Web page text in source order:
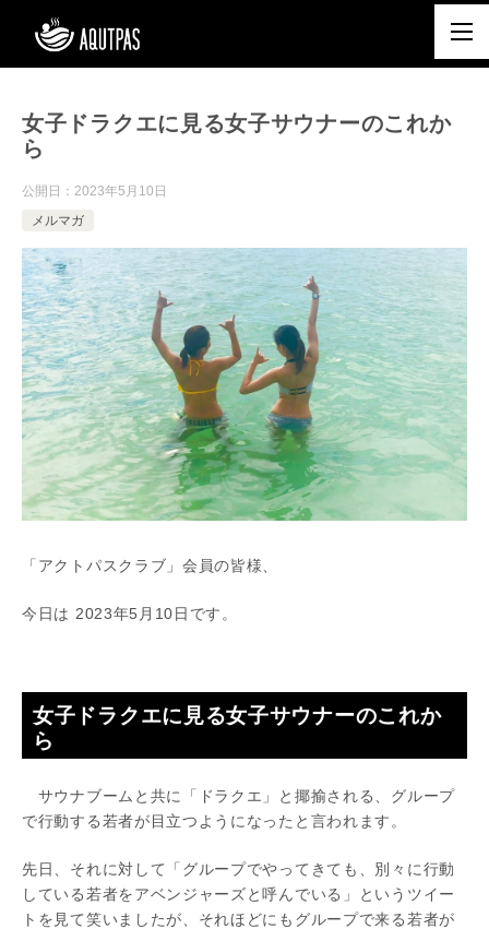
女子ドラクエに見る女子サウナーのこれか
ら
公開日： 2023年5月10日
メルマガ
「アクトパスクラブ」会員の皆様、
今日は 2023年5月10日です。
女子ドラクエに見る女子サウナーのこれか
ら
サウナブームと共に「ドラクエ」と揶揄される、グループ
で行動する若者が目立つようになったと言われます。
先日、それに対して「グループでやってきても、別々に行動
している若者をアベンジャーズと呼んでいる」というツイー
トを見て笑いましたが、それほどにもグループで来る若者が